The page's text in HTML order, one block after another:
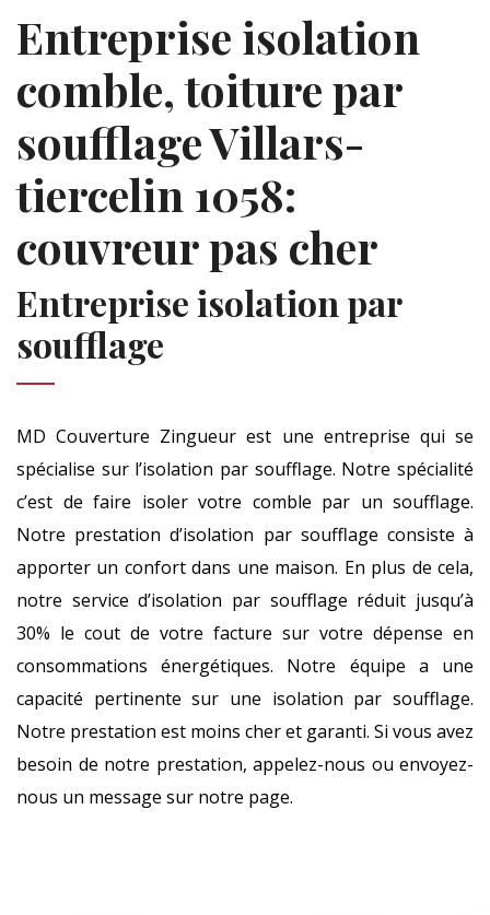
Entreprise isolation
comble, toiture par
soufflage Villars-
tiercelin 1058:
couvreur pas cher
Entreprise isolation par
soufflage
MD Couverture Zingueur est une entreprise qui se
spécialise sur l’isolation par soufflage. Notre spécialité
c’est de faire isoler votre comble par un soufflage.
Notre prestation d’isolation par soufflage consiste à
apporter un confort dans une maison. En plus de cela,
notre service d’isolation par soufflage réduit jusqu’à
30% le cout de votre facture sur votre dépense en
consommations énergétiques. Notre équipe a une
capacité pertinente sur une isolation par soufflage.
Notre prestation est moins cher et garanti. Si vous avez
besoin de notre prestation, appelez-nous ou envoyez-
nous un message sur notre page.